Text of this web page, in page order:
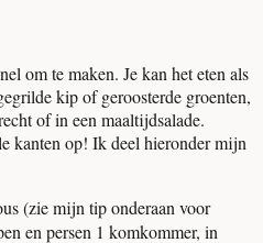
om te maken. Je kan het eten als
kip of geroosterde groenten,
of in een maaltijdsalade.
kanten op! Ik deel hieronder mijn
(zie mijn tip onderaan voor
en persen 1 komkommer, in